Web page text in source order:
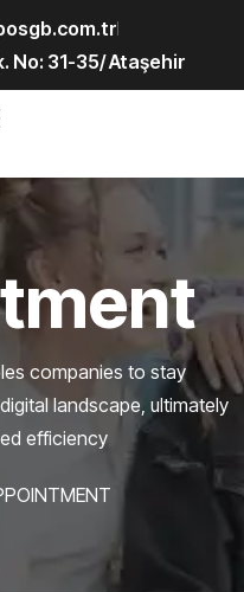
No: 31-35/ Ataşehir
companies to stay
digital landscape, ultimately
efficiency